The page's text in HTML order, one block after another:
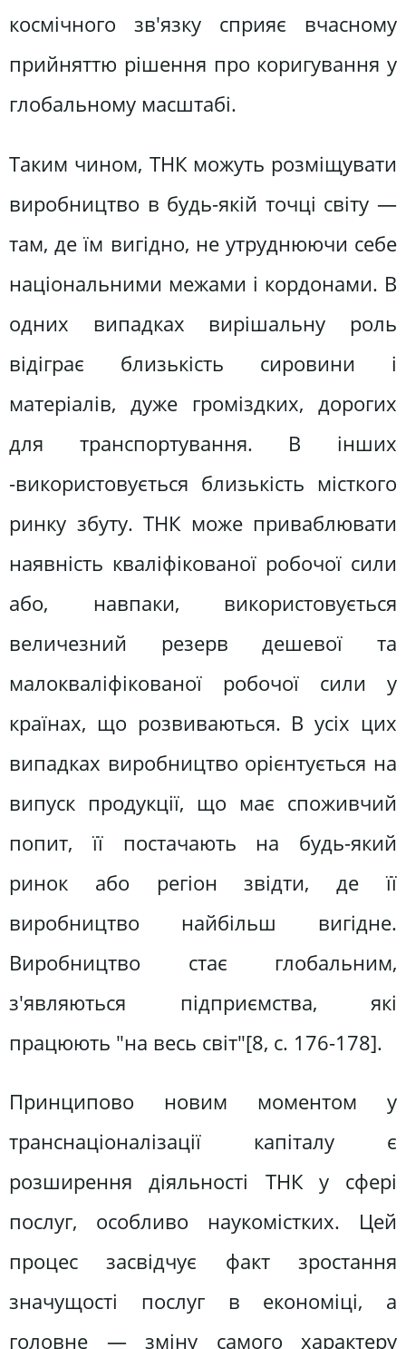
космічного зв'язку сприяє вчасному
прийняттю рішення про коригування у
глобальному масштабі.
Таким чином, ТНК можуть розміщувати
виробництво в будь-якій точці світу —
там, де їм вигідно, не утруднюючи себе
національними межами і кордонами. В
одних випадках вирішальну роль
відіграє близькість сировини і
матеріалів, дуже громіздких, дорогих
для транспортування. В інших
-використовується близькість місткого
ринку збуту. ТНК може приваблювати
наявність кваліфікованої робочої сили
або, навпаки, використовується
величезний резерв дешевої та
малокваліфікованої робочої сили у
країнах, що розвиваються. В усіх цих
випадках виробництво орієнтується на
випуск продукції, що має споживчий
попит, її постачають на будь-який
ринок або регіон звідти, де її
виробництво найбільш вигідне.
Виробництво стає глобальним,
з'являються підприємства, які
працюють "на весь світ"[8, c. 176-178].
Принципово новим моментом у
транснаціоналізації капіталу є
розширення діяльності ТНК у сфері
послуг, особливо наукомістких. Цей
процес засвідчує факт зростання
значущості послуг в економіці, а
головне — зміну самого характеру